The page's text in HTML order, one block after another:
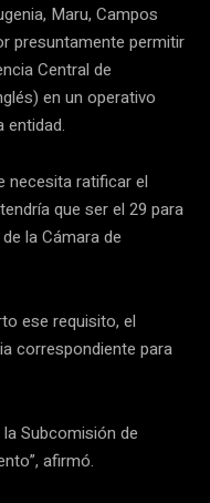
Maru, Campos
presuntamente permitir
Central de
en un operativo
entidad.
necesita ratificar el
que ser el 29 para
la Cámara de
ese requisito, el
correspondiente para
Subcomisión de
afirmó.